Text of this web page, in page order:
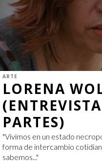
ARTE
LORENA
PARTES)
"Vivimos en un estado
forma de intercambio
sabemos..."